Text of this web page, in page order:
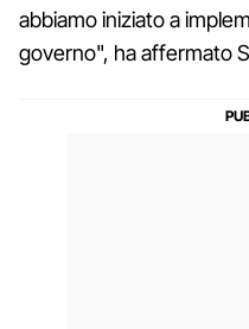
abbiamo iniziato a
governo", ha affermato